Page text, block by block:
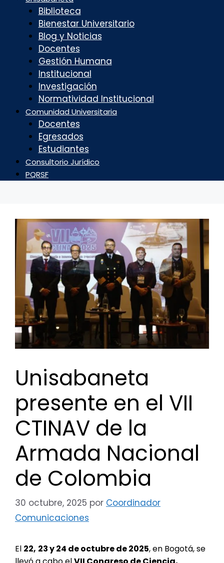
Biblioteca
Bienestar Universitario
Blog y Noticias
Docentes
Gestión Humana
Institucional
Investigación
Normatividad Institucional
Comunidad Universitaria
Docentes
Egresados
Estudiantes
Consultorio Jurídico
PQRSF
Unisabaneta
presente en el VII
CTINAV de la
Armada Nacional
de Colombia
30 octubre, 2025 por Coordinador
Comunicaciones
El 22, 23 y 24 de octubre de 2025, en Bogotá, se